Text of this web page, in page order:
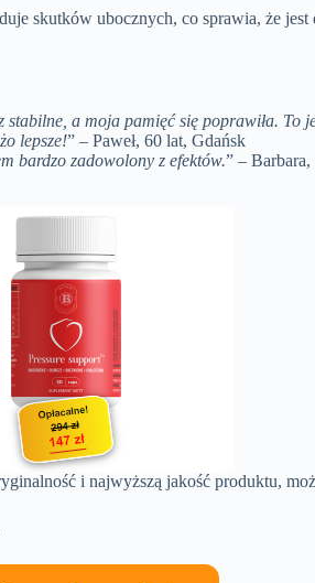
skutków ubocznych, co sprawia, że
a moja pamięć się poprawiła. To
lepsze!” – Paweł, 60 lat, Gdańsk
bardzo zadowolony z efektów.” –
i najwyższą jakość produktu,